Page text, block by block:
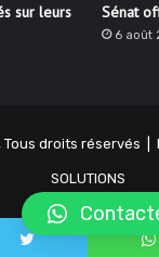
sur leurs
Sénat
6 août
droits réservés |
SOLUTIONS